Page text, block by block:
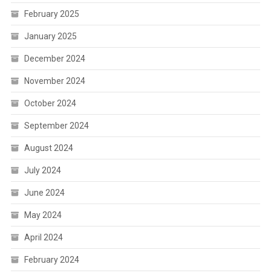
February 2025
January 2025
December 2024
November 2024
October 2024
September 2024
August 2024
July 2024
June 2024
May 2024
April 2024
February 2024